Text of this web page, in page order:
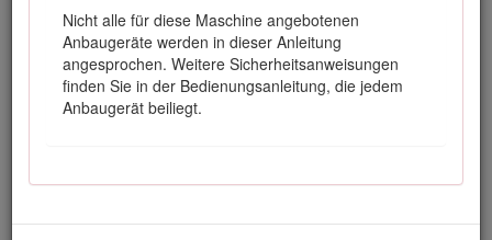
Nicht alle für diese Maschine angebotenen
Anbaugeräte werden in dieser Anleitung
angesprochen. Weitere Sicherheitsanweisungen
finden Sie in der Bedienungsanleitung, die jedem
Anbaugerät beiliegt.
Bild 2
Sicherheitswarnsymbol